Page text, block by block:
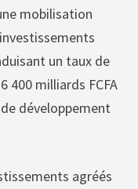
mobilisation
un taux de
400 milliards FCFA
développement
agréés